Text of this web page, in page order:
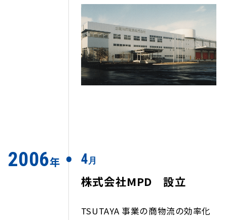
2006年 4 月
株式会社MPD 設立
TSUTAYA 事業の商物流の効率化